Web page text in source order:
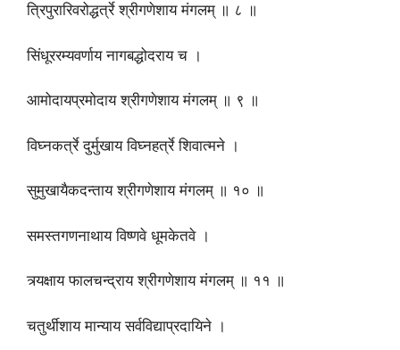
त्रिपुरारिवरोद्धर्त्रे श्रीगणेशाय मंगलम् ॥ ८ ॥
सिंधूररम्यवर्णाय नागबद्धोदराय च ।
आमोदायप्रमोदाय श्रीगणेशाय मंगलम् ॥ ९ ॥
विघ्नकर्त्रे दुर्मुखाय विघ्नहर्त्रे शिवात्मने ।
सुमुखायैकदन्ताय श्रीगणेशाय मंगलम् ॥ १० ॥
समस्तगणनाथाय विष्णवे धूमकेतवे ।
त्र्यक्षाय फालचन्द्राय श्रीगणेशाय मंगलम् ॥ ११ ॥
चतुर्थीशाय मान्याय सर्वविद्याप्रदायिने ।